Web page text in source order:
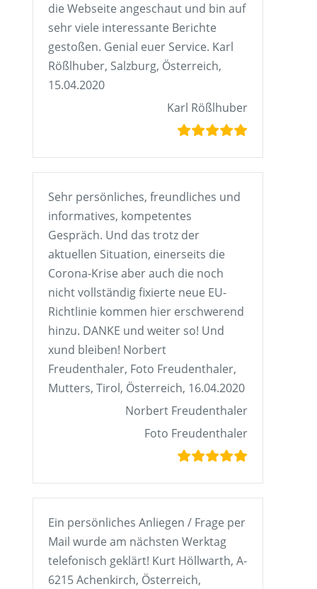
die Webseite angeschaut und bin auf
sehr viele interessante Berichte
gestoßen. Genial euer Service. Karl
Rößlhuber, Salzburg, Österreich,
15.04.2020
Karl Rößlhuber
Sehr persönliches, freundliches und
informatives, kompetentes
Gespräch. Und das trotz der
aktuellen Situation, einerseits die
Corona-Krise aber auch die noch
nicht vollständig fixierte neue EU-
Richtlinie kommen hier erschwerend
hinzu. DANKE und weiter so! Und
xund bleiben! Norbert
Freudenthaler, Foto Freudenthaler,
Mutters, Tirol, Österreich, 16.04.2020
Norbert Freudenthaler
Foto Freudenthaler
Ein persönliches Anliegen / Frage per
Mail wurde am nächsten Werktag
telefonisch geklärt! Kurt Höllwarth, A-
6215 Achenkirch, Österreich,